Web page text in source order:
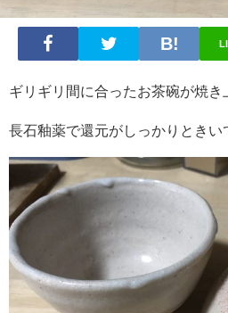
ギリギリ間に合ったお茶碗が焼き
長石釉薬で還元がしっかりときい